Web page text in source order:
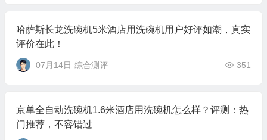
哈萨斯长龙洗碗机5米酒店用洗碗机用户好评如潮，真实
评价在此！
07月14日 综合测评 351
京单全自动洗碗机1.6米酒店用洗碗机怎么样？评测：热
门推荐，不容错过